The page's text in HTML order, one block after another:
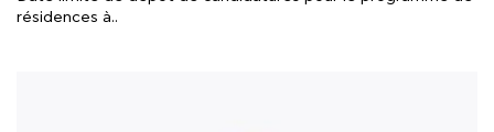
résidences à..